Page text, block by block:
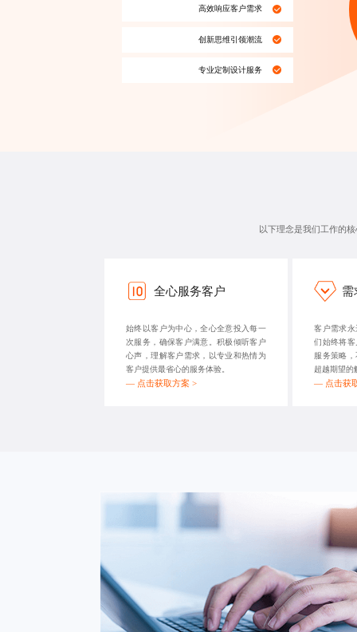
高效响应客户需求
创新思维引领潮流
专业定制设计服务
以下理念是我们工作的
全心服务客户
始终以客户为中心，全心全意投入每一
次服务，确保客户满意。积极倾听客户
心声，理解客户需求，以专业和热情为
客户提供最省心的服务体验。
— 点击获取方案 >
需
客户需求
们始终将
服务策略
超越期望的
— 点击获